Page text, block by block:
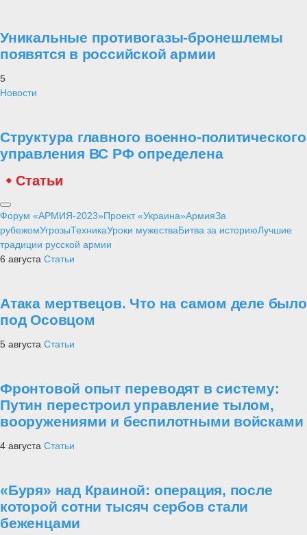
Уникальные противогазы-бронешлемы
появятся в российской армии
5
Новости
Структура главного военно-политического
управления ВС РФ определена
Статьи
Форум «АРМИЯ-2023»Проект «Украина»АрмияЗа
рубежомУгрозыТехникаУроки мужестваБитва за историюЛучшие
традиции русской армии
6 августа Статьи
Атака мертвецов. Что на самом деле было
под Осовцом
5 августа Статьи
Фронтовой опыт переводят в систему:
Путин перестроил управление тылом,
вооружениями и беспилотными войсками
4 августа Статьи
«Буря» над Краиной: операция, после
которой сотни тысяч сербов стали
беженцами